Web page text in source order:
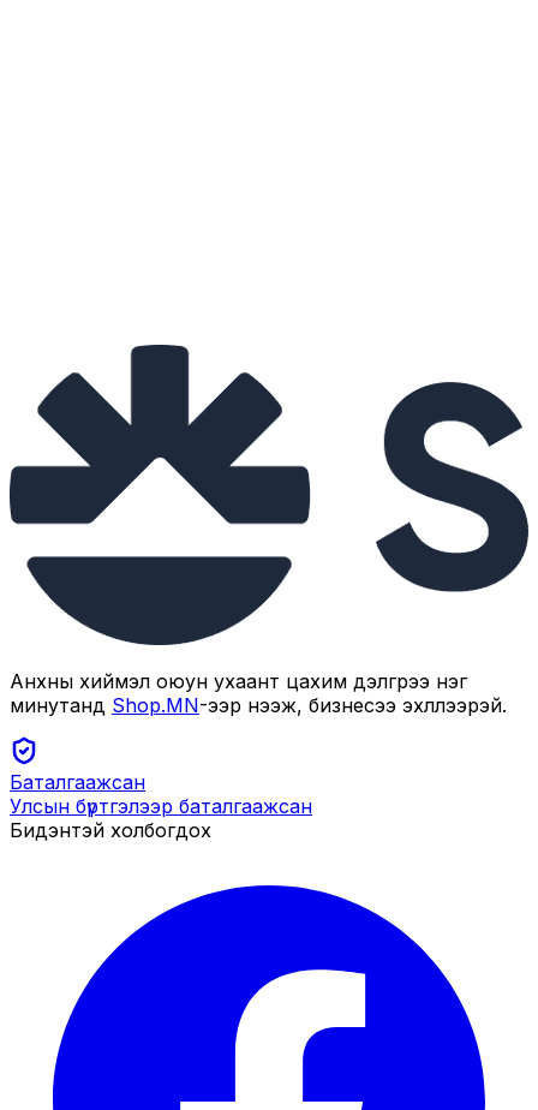
Анхны хиймэл оюун ухаант цахим дэлгүүрээ нэг
минутанд Shop.MN-ээр нээж, бизнесээ эхлүүлээрэй.
Баталгаажсан
Улсын бүртгэлээр баталгаажсан
Бидэнтэй холбогдох